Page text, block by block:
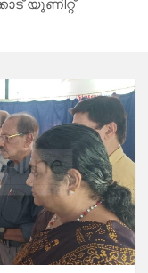
യൂണിറ്റ്